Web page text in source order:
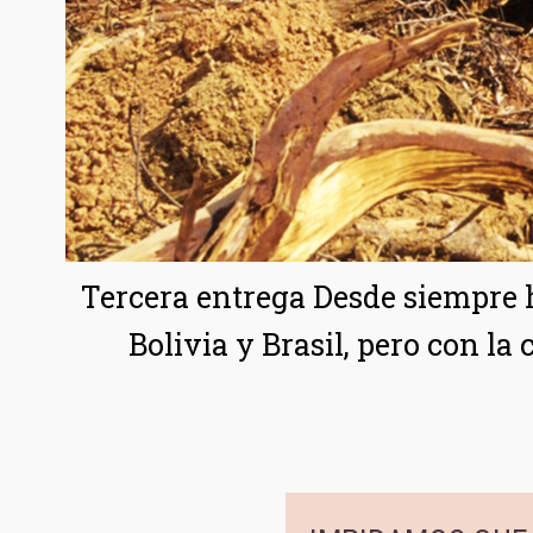
Tercera entrega Desde
Bolivia y Brasil, pero con la